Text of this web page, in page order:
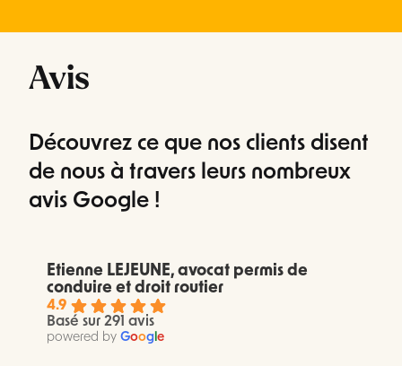
Avis
Découvrez ce que nos clients disent
de nous à travers leurs nombreux
avis Google !
Etienne LEJEUNE, avocat permis de
conduire et droit routier
4.9
Basé sur 291 avis
powered by Google